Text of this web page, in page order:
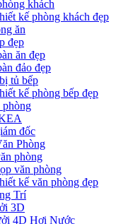
khách
kế phòng khách đẹp
ăn
đẹp
ăn đẹp
đảo đẹp
tủ bếp
kế phòng bếp đẹp
phòng
đốc
Phòng
phòng
văn phòng
kế văn phòng đẹp
Trí
3D
4D Hơi Nước